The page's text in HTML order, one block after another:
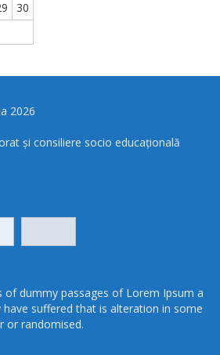
30
2026
și consiliere socio educațională
of dummy passages of Lorem Ipsum a
suffered that is alteration in some
or randomised.